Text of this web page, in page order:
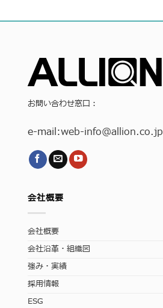
お問い合わせ窓口：
e-mail:web-info@allion.co.jp
会社概要
会社概要
会社沿革・組織図
強み・実績
採用情報
ESG